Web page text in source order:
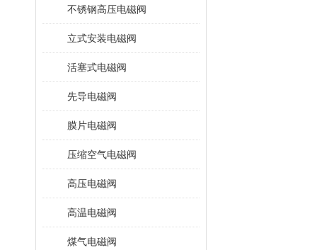
不锈钢高压电磁阀
立式安装电磁阀
活塞式电磁阀
先导电磁阀
膜片电磁阀
压缩空气电磁阀
高压电磁阀
高温电磁阀
煤气电磁阀